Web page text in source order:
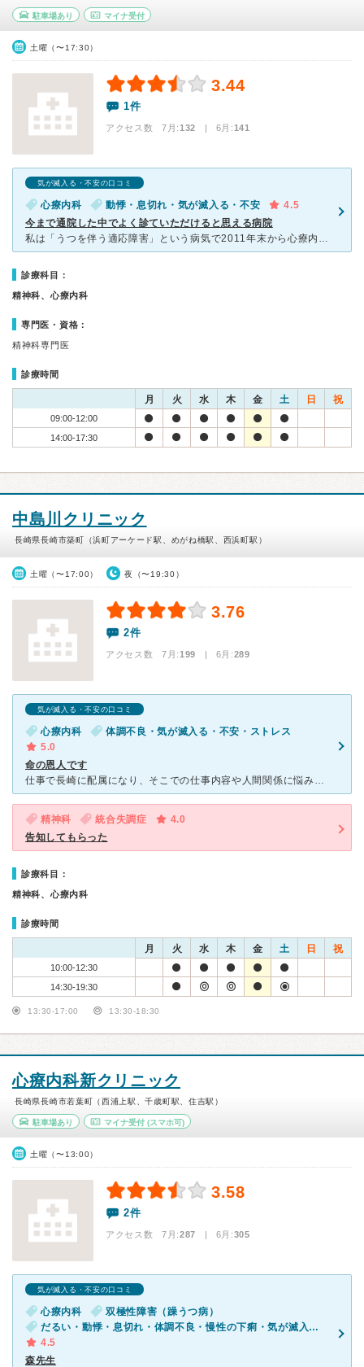
駐車場あり マイナ受付
土曜（〜17:30）
3.44
1件
アクセス数 7月:132 | 6月:141
気が滅入る・不安の口コミ
心療内科 動悸・息切れ・気が滅入る・不安
4.5
今まで通院した中でよく診ていただけると思える病院
私は「うつを伴う適応障害」という病気で2011年末から心療内科に通い始めましたが、これまでに3つほどの心療内科受診したけれども、どれも自分に合わない診断だったこともあり、心療内科不信になっていました。
診療科目：
精神科、心療内科
専門医・資格：
精神科専門医
診療時間
月 火 水 木 金 土 日 祝
09:00-12:00
14:00-17:30
中島川クリニック
長崎県長崎市築町（浜町アーケード駅、めがね橋駅、西浜町駅）
土曜（〜17:00） 夜（〜19:30）
3.76
2件
アクセス数 7月:199 | 6月:289
気が滅入る・不安の口コミ
心療内科
体調不良・気が滅入る・不安・ストレス
5.0
命の恩人です
仕事で長崎に配属になり、そこでの仕事内容や人間関係に悩み、体調が悪くなり、仕事にも生活にも影響が出てきたため、こちらのクリニックに来てみました。 先生も看護師さんもとても親身になってくださり、本当に
精神科 統合失調症
4.0
告知してもらった
診療科目：
精神科、心療内科
診療時間
月 火 水 木 金 土 日 祝
10:00-12:30
14:30-19:30
13:30-17:00 13:30-18:30
心療内科新クリニック
長崎県長崎市若葉町（西浦上駅、千歳町駅、住吉駅）
駐車場あり マイナ受付(スマホ可)
土曜（〜13:00）
3.58
2件
アクセス数 7月:287 | 6月:305
気が滅入る・不安の口コミ
心療内科
双極性障害（躁うつ病）
だるい・動悸・息切れ・体調不良・慢性の下痢・気が滅入る・不安・ストレス
4.5
森先生